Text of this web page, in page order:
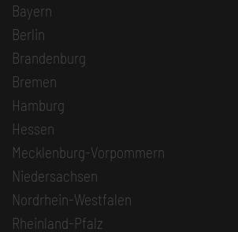
Bayern
Berlin
Brandenburg
Bremen
Hamburg
Hessen
Mecklenburg-Vorpommern
Niedersachsen
Nordrhein-Westfalen
Rheinland-Pfalz